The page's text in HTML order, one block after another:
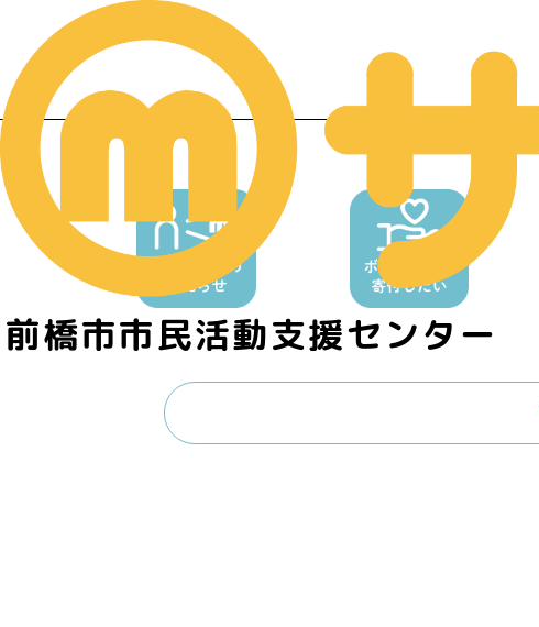
前橋市市民活動支援センター